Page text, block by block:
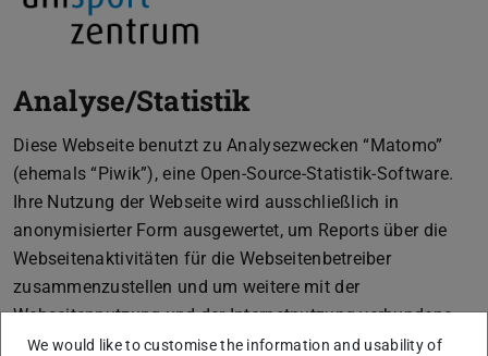
Analyse/Statistik
Diese Webseite benutzt zu Analysezwecken “Matomo”
(ehemals “Piwik”), eine Open-Source-Statistik-Software.
Ihre Nutzung der Webseite wird ausschließlich in
anonymisierter Form ausgewertet, um Reports über die
Webseitenaktivitäten für die Webseitenbetreiber
zusammenzustellen und um weitere mit der
Webseitennutzung und der Internetnutzung verbundene
Dienstleistungen zu erbringen sowie das Webangebot zu
We would like to customise the information and usability of